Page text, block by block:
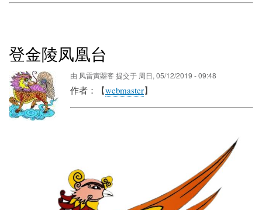
登金陵凤凰台
由 风雷寅曌客 提交于 周日, 05/12/2019 - 09:48
作者：【webmaster】